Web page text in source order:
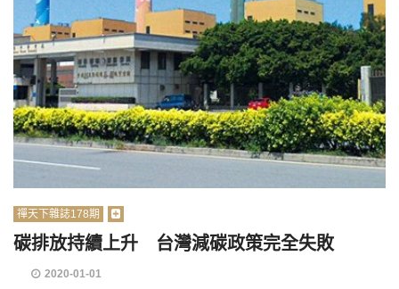
禪天下雜誌178期
碳排放持續上升 台灣減碳政策完全失敗
2020-01-01